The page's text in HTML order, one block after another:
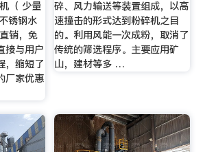
（ 少量
锈钢水
销，免
接与用户
，缩短了
厂家优惠
碎、风力输送等装置组成，以高
速撞击的形式达到粉碎机之目
的。利用风能一次成粉，取消了
传统的筛选程序。主要应用矿
山，建材等多 …